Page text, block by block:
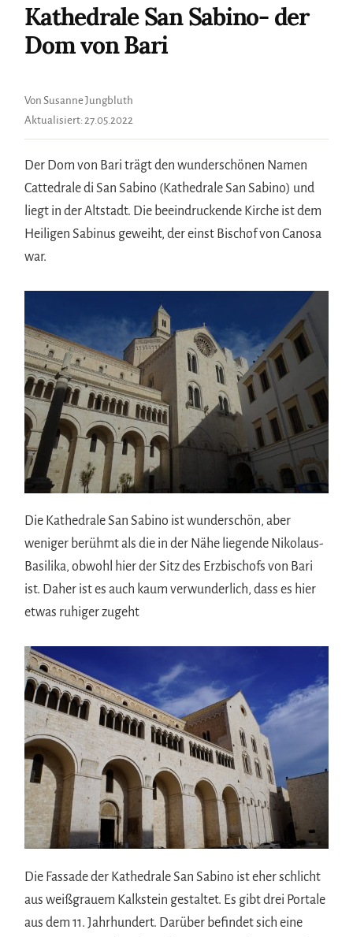
Kathedrale San Sabino- der
Dom von Bari
Von Susanne Jungbluth
Aktualisiert: 27.05.2022
Der Dom von Bari trägt den wunderschönen Namen
Cattedrale di San Sabino (Kathedrale San Sabino) und
liegt in der Altstadt. Die beeindruckende Kirche ist dem
Heiligen Sabinus geweiht, der einst Bischof von Canosa
war.
Die Kathedrale San Sabino ist wunderschön, aber
weniger berühmt als die in der Nähe liegende Nikolaus-
Basilika, obwohl hier der Sitz des Erzbischofs von Bari
ist. Daher ist es auch kaum verwunderlich, dass es hier
etwas ruhiger zugeht
Die Fassade der Kathedrale San Sabino ist eher schlicht
aus weißgrauem Kalkstein gestaltet. Es gibt drei Portale
aus dem 11. Jahrhundert. Darüber befindet sich eine